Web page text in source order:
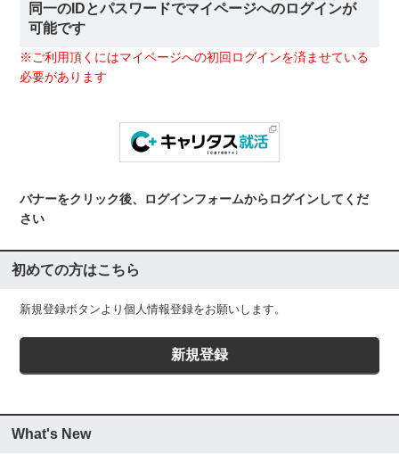
同一のIDとパスワードでマイページへのログインが
可能です
※ご利用頂くにはマイページへの初回ログインを済ませている
必要があります
バナーをクリック後、ログインフォームからログインしてくだ
さい
初めての方はこちら
新規登録ボタンより個人情報登録をお願いします。
What's New